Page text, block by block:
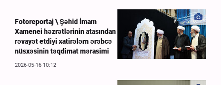
Fotoreportaj \ Şəhid İmam
Xamenei həzrətlərinin atasından
rəvayət etdiyi xatirələrn ərəbcə
nüsxəsinin təqdimat mərasimi
2026-05-16 10:12